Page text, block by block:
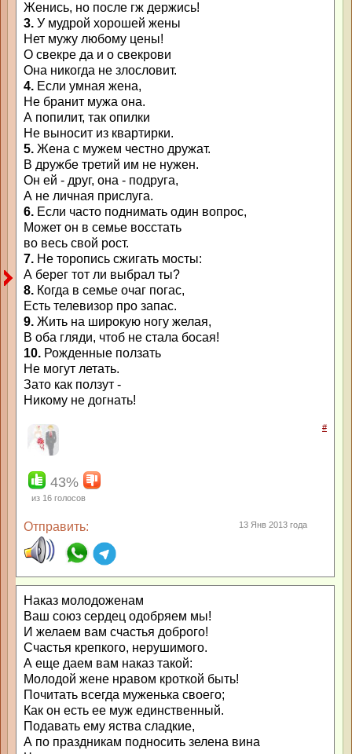
Женись, но после гж держись!
3. У мудрой хорошей жены
Нет мужу любому цены!
О свекре да и о свекрови
Она никогда не злословит.
4. Если умная жена,
Не бранит мужа она.
А попилит, так опилки
Не выносит из квартирки.
5. Жена с мужем честно дружат.
В дружбе третий им не нужен.
Он ей - друг, она - подруга,
А не личная прислуга.
6. Если часто поднимать один вопрос,
Может он в семье восстать
во весь свой рост.
7. Не торопись сжигать мосты:
А берег тот ли выбрал ты?
8. Когда в семье очаг погас,
Есть телевизор про запас.
9. Жить на широкую ногу желая,
В оба гляди, чтоб не стала босая!
10. Рожденные ползать
Не могут летать.
Зато как ползут -
Никому не догнать!
#
43%
из 16 голосов
Отправить: 13 Янв 2013 года
Наказ молодоженам
Ваш союз сердец одобряем мы!
И желаем вам счастья доброго!
Счастья крепкого, нерушимого.
А еще даем вам наказ такой:
Молодой жене нравом кроткой быть!
Почитать всегда муженька своего;
Как он есть ее муж единственный.
Подавать ему яства сладкие,
А по праздникам подносить зелена вина